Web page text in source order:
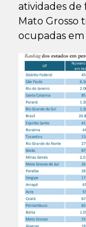
atividades de
Mato Grosso
ocupadas em